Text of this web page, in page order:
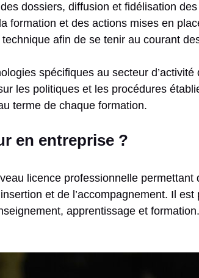
dossiers, diffusion et fidélisation des
formation et des actions mises en
afin de se tenir au courant
spécifiques au secteur d’activité
les politiques et les procédures
terme de chaque formation.
en entreprise ?
licence professionnelle
et de l’accompagnement. Il
apprentissage et